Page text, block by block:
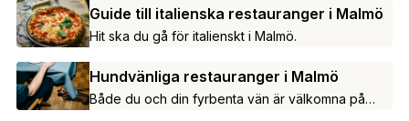
Guide till italienska restauranger i Malmö
Hit ska du gå för italienskt i Malmö.
Hundvänliga restauranger i Malmö
Både du och din fyrbenta vän är välkomna på
dessa krogar i Malmö!